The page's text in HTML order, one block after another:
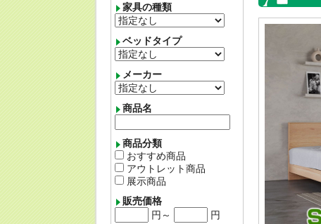
家具の種類
ベッドタイプ
メーカー
商品名
商品分類
おすすめ商品
アウトレット商品
展示商品
販売価格
円～
円